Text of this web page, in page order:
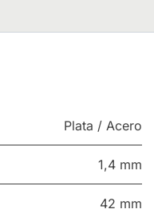
Plata / Acero
1,4 mm
42 mm